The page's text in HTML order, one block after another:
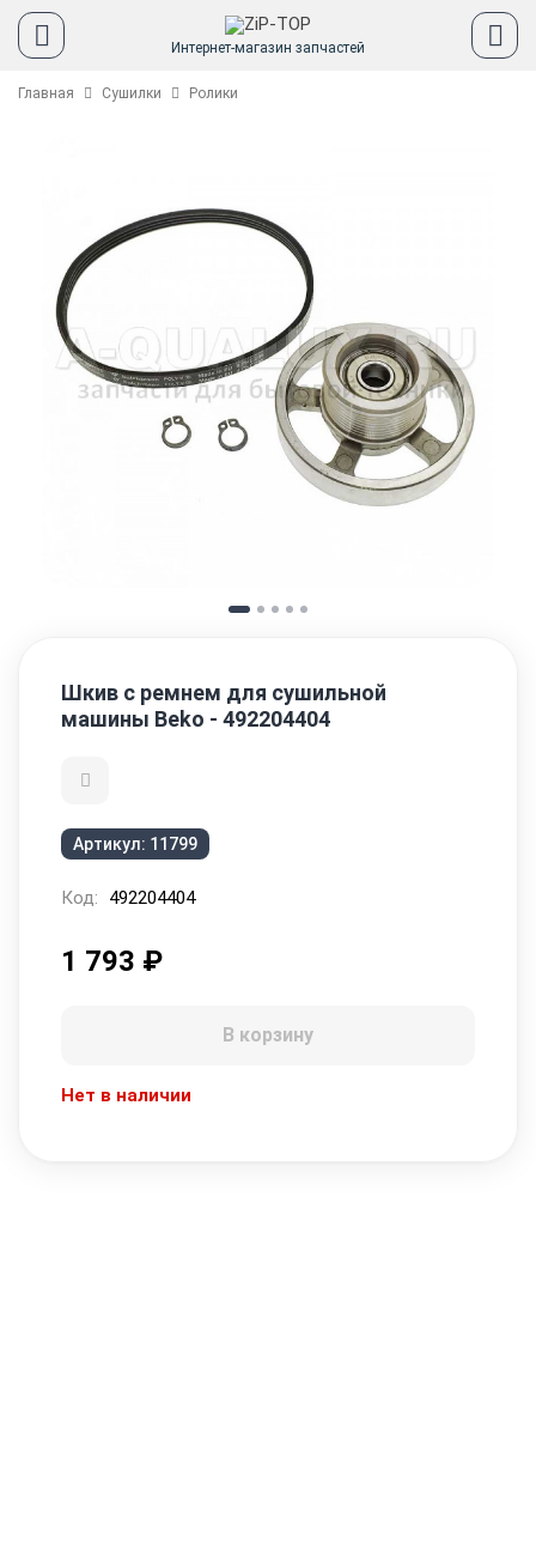
Интернет-магазин запчастей
Главная Сушилки Ролики
Шкив с ремнем для сушильной
машины Beko - 492204404
Артикул: 11799
Код: 492204404
1 793 ₽
В корзину
Нет в наличии